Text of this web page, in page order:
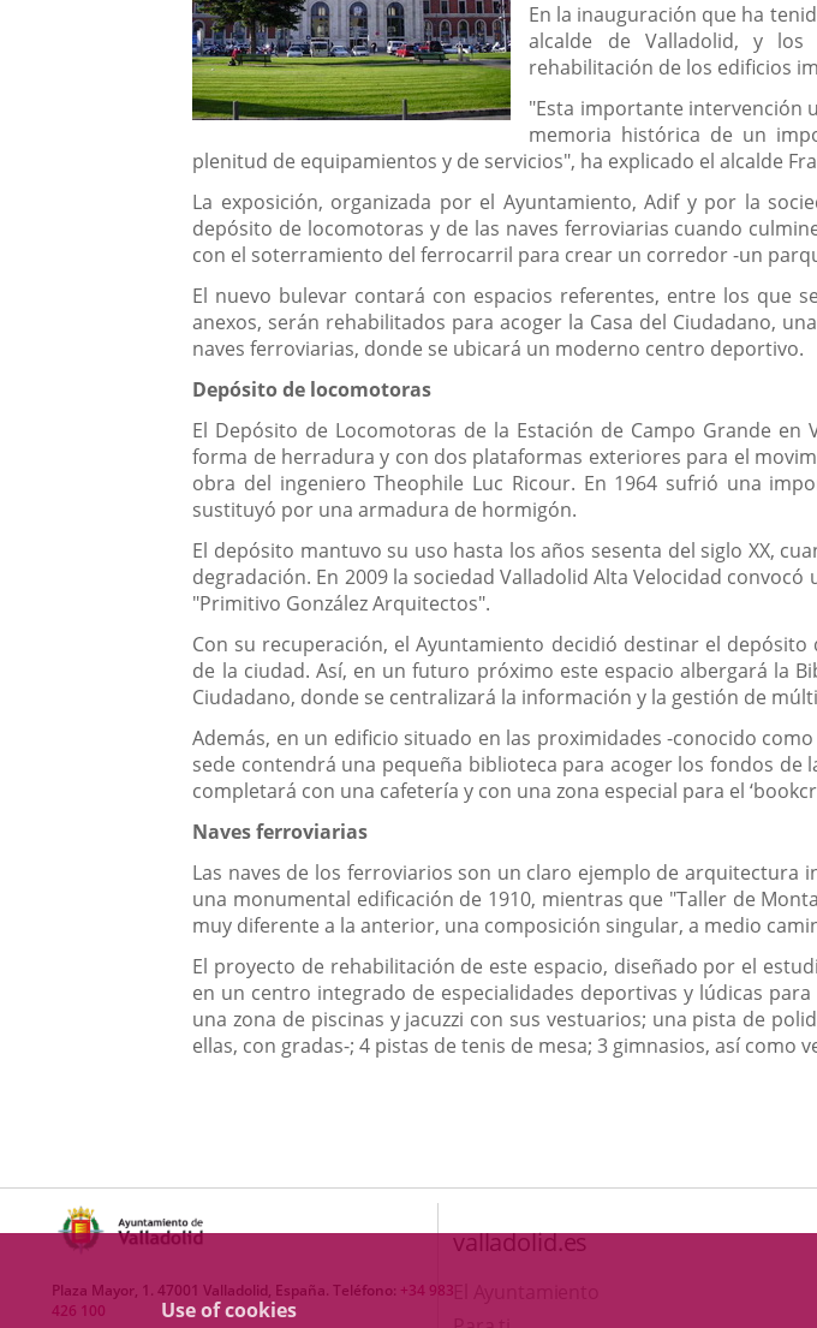
Use of cookies
En la inauguración que ha
alcalde de Valladolid, y los
rehabilitación de los edificios
"Esta importante intervención
memoria histórica de un
plenitud de equipamientos y de servicios", ha explicado el alcalde
La exposición, organizada por el Ayuntamiento, Adif y por la
depósito de locomotoras y de las naves ferroviarias cuando
con el soterramiento del ferrocarril para crear un corredor -un
El nuevo bulevar contará con espacios referentes, entre los que
anexos, serán rehabilitados para acoger la Casa del Ciudadano,
naves ferroviarias, donde se ubicará un moderno centro deportivo.
Depósito de locomotoras
El Depósito de Locomotoras de la Estación de Campo Grande
forma de herradura y con dos plataformas exteriores para el
obra del ingeniero Theophile Luc Ricour. En 1964 sufrió una
sustituyó por una armadura de hormigón.
El depósito mantuvo su uso hasta los años sesenta del siglo XX,
degradación. En 2009 la sociedad Valladolid Alta Velocidad
"Primitivo González Arquitectos".
Con su recuperación, el Ayuntamiento decidió destinar el
de la ciudad. Así, en un futuro próximo este espacio albergará la
Ciudadano, donde se centralizará la información y la gestión de
Además, en un edificio situado en las proximidades -conocido
sede contendrá una pequeña biblioteca para acoger los fondos de
completará con una cafetería y con una zona especial para el
Naves ferroviarias
Las naves de los ferroviarios son un claro ejemplo de arquitectura
una monumental edificación de 1910, mientras que "Taller de
muy diferente a la anterior, una composición singular, a medio
El proyecto de rehabilitación de este espacio, diseñado por el
en un centro integrado de especialidades deportivas y lúdicas
una zona de piscinas y jacuzzi con sus vestuarios; una pista de
ellas, con gradas-; 4 pistas de tenis de mesa; 3 gimnasios, así
Plaza Mayor, 1. 47001 Valladolid, España. Teléfono: +34 983
426 100
valladolid.es